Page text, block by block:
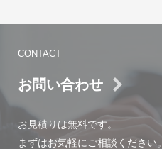
CONTACT
お問い合わせ
お見積りは無料です。
まずはお気軽にご相談ください。